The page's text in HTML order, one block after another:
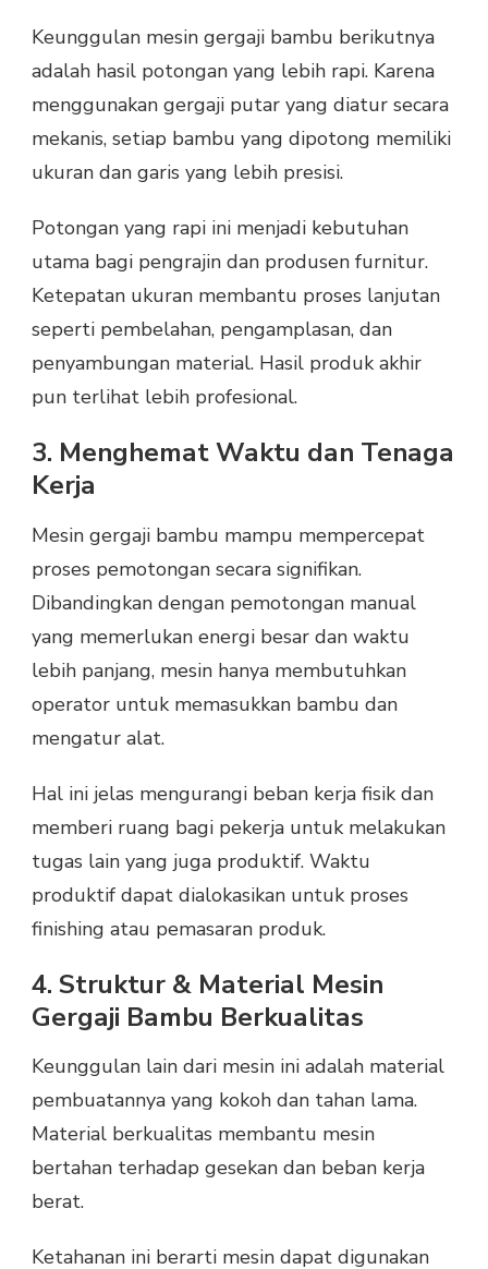
Keunggulan mesin gergaji bambu berikutnya
adalah hasil potongan yang lebih rapi. Karena
menggunakan gergaji putar yang diatur secara
mekanis, setiap bambu yang dipotong memiliki
ukuran dan garis yang lebih presisi.
Potongan yang rapi ini menjadi kebutuhan
utama bagi pengrajin dan produsen furnitur.
Ketepatan ukuran membantu proses lanjutan
seperti pembelahan, pengamplasan, dan
penyambungan material. Hasil produk akhir
pun terlihat lebih profesional.
3. Menghemat Waktu dan Tenaga
Kerja
Mesin gergaji bambu mampu mempercepat
proses pemotongan secara signifikan.
Dibandingkan dengan pemotongan manual
yang memerlukan energi besar dan waktu
lebih panjang, mesin hanya membutuhkan
operator untuk memasukkan bambu dan
mengatur alat.
Hal ini jelas mengurangi beban kerja fisik dan
memberi ruang bagi pekerja untuk melakukan
tugas lain yang juga produktif. Waktu
produktif dapat dialokasikan untuk proses
finishing atau pemasaran produk.
4. Struktur & Material Mesin
Gergaji Bambu Berkualitas
Keunggulan lain dari mesin ini adalah material
pembuatannya yang kokoh dan tahan lama.
Material berkualitas membantu mesin
bertahan terhadap gesekan dan beban kerja
berat.
Ketahanan ini berarti mesin dapat digunakan